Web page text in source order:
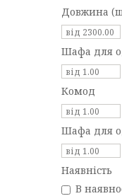
Довжина
Шафа для
Комод
Шафа для
Наявність
В